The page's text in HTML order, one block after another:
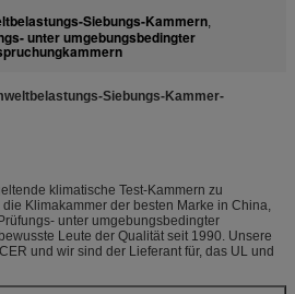
Siebungs-Kammern,
unter umgebungsbedingter
Siebungs-Kammer-
klimatische Test-Kammern zu
Klimakammer der besten Marke in China,
unter umgebungsbedingter
Leute der Qualität seit 1990. Unsere
und wir sind der Lieferant für, das UL und